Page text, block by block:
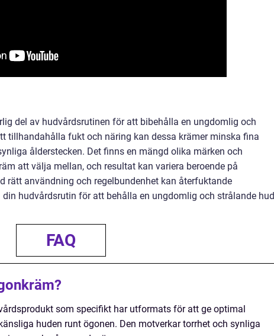
del av hudvårdsrutinen för att bibehålla en ungdomlig och
tillhandahålla fukt och näring kan dessa krämer minska fina
ålderstecken. Det finns en mängd olika märken och
att välja mellan, och resultat kan variera beroende på
rätt användning och regelbundenhet kan återfuktande
hudvårdsrutin för att behålla en ungdomlig och strålande hud
FAQ
som specifikt har utformats för att ge optimal
huden runt ögonen. Den motverkar torrhet och synliga